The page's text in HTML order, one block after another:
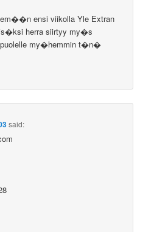
ensi viikolla Yle Extran
herra siirtyy my�s
puolelle my�hemmin t�n�
said: